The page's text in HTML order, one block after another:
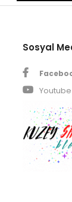
Sosyal
Youtube